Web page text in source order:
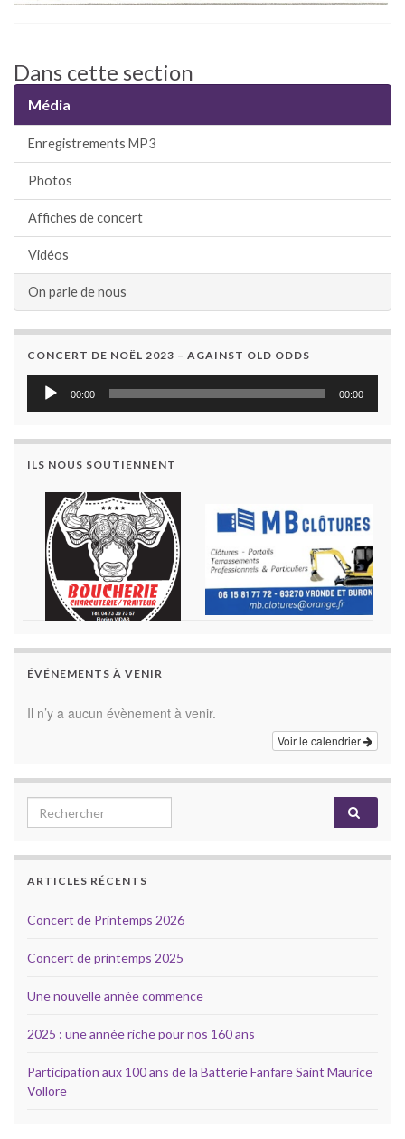
Dans cette section
Média
Enregistrements MP3
Photos
Affiches de concert
Vidéos
On parle de nous
CONCERT DE NOËL 2023 – AGAINST OLD ODDS
Lecteur
00:00 00:00
ILS NOUS SOUTIENNENT
ÉVÉNEMENTS À VENIR
Il n’y a aucun évènement à venir.
Voir le calendrier
Search for:
ARTICLES RÉCENTS
Concert de Printemps 2026
Concert de printemps 2025
Une nouvelle année commence
2025 : une année riche pour nos 160 ans
Participation aux 100 ans de la Batterie Fanfare Saint Maurice
Vollore